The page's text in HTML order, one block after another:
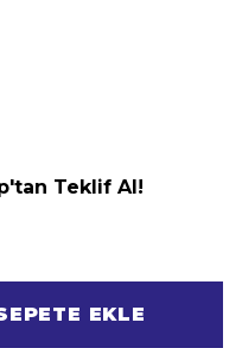
Teklif Al!
EKLE